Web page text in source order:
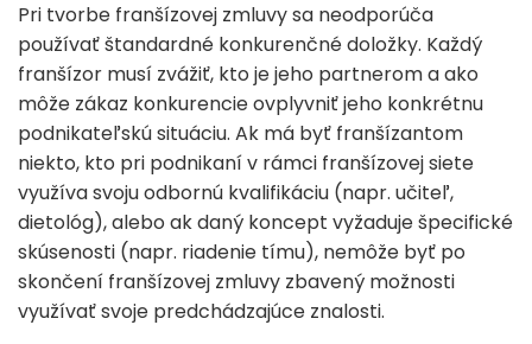
Pri tvorbe franšízovej zmluvy sa neodporúča
používať štandardné konkurenčné doložky. Každý
franšízor musí zvážiť, kto je jeho partnerom a ako
môže zákaz konkurencie ovplyvniť jeho konkrétnu
podnikateľskú situáciu. Ak má byť franšízantom
niekto, kto pri podnikaní v rámci franšízovej siete
využíva svoju odbornú kvalifikáciu (napr. učiteľ,
dietológ), alebo ak daný koncept vyžaduje špecifické
skúsenosti (napr. riadenie tímu), nemôže byť po
skončení franšízovej zmluvy zbavený možnosti
využívať svoje predchádzajúce znalosti.